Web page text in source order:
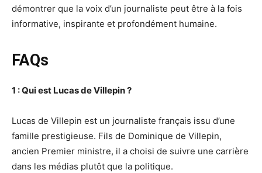
démontrer que la voix d’un journaliste peut être à la fois
informative, inspirante et profondément humaine.
FAQs
1 : Qui est Lucas de Villepin ?
Lucas de Villepin est un journaliste français issu d’une
famille prestigieuse. Fils de Dominique de Villepin,
ancien Premier ministre, il a choisi de suivre une carrière
dans les médias plutôt que la politique.